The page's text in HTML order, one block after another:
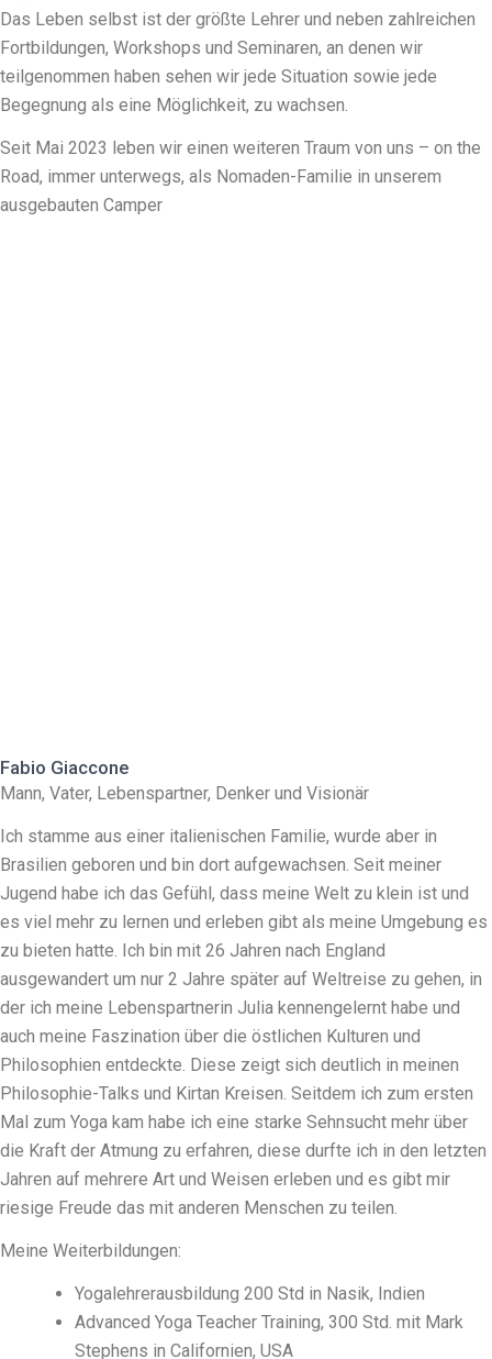
Das Leben selbst ist der größte Lehrer und neben zahlreichen
Fortbildungen, Workshops und Seminaren, an denen wir
teilgenommen haben sehen wir jede Situation sowie jede
Begegnung als eine Möglichkeit, zu wachsen.
Seit Mai 2023 leben wir einen weiteren Traum von uns – on the
Road, immer unterwegs, als Nomaden-Familie in unserem
ausgebauten Camper
Fabio Giaccone
Mann, Vater, Lebenspartner, Denker und Visionär
Ich stamme aus einer italienischen Familie, wurde aber in
Brasilien geboren und bin dort aufgewachsen. Seit meiner
Jugend habe ich das Gefühl, dass meine Welt zu klein ist und
es viel mehr zu lernen und erleben gibt als meine Umgebung es
zu bieten hatte. Ich bin mit 26 Jahren nach England
ausgewandert um nur 2 Jahre später auf Weltreise zu gehen, in
der ich meine Lebenspartnerin Julia kennengelernt habe und
auch meine Faszination über die östlichen Kulturen und
Philosophien entdeckte. Diese zeigt sich deutlich in meinen
Philosophie-Talks und Kirtan Kreisen. Seitdem ich zum ersten
Mal zum Yoga kam habe ich eine starke Sehnsucht mehr über
die Kraft der Atmung zu erfahren, diese durfte ich in den letzten
Jahren auf mehrere Art und Weisen erleben und es gibt mir
riesige Freude das mit anderen Menschen zu teilen.
Meine Weiterbildungen:
Yogalehrerausbildung 200 Std in Nasik, Indien
Advanced Yoga Teacher Training, 300 Std. mit Mark
Stephens in Californien, USA